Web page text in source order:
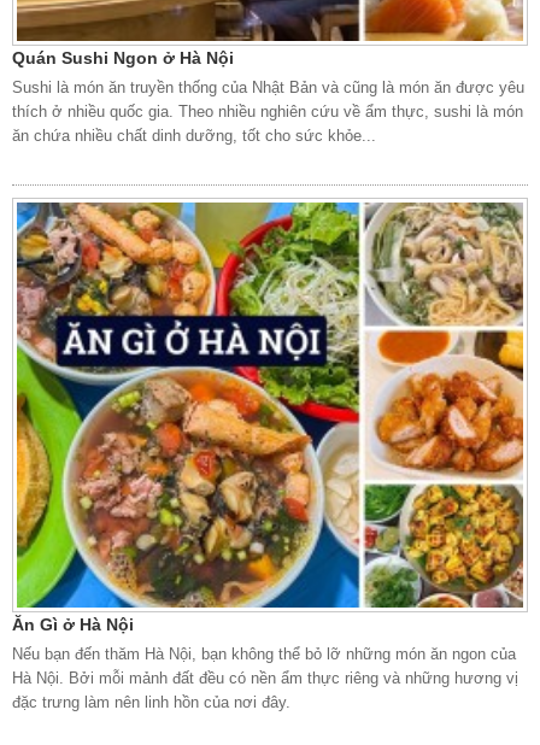
Quán Sushi Ngon ở Hà Nội
Sushi là món ăn truyền thống của Nhật Bản và cũng là món ăn được yêu
thích ở nhiều quốc gia. Theo nhiều nghiên cứu về ẩm thực, sushi là món
ăn chứa nhiều chất dinh dưỡng, tốt cho sức khỏe...
Ăn Gì ở Hà Nội
Nếu bạn đến thăm Hà Nội, bạn không thể bỏ lỡ những món ăn ngon của
Hà Nội. Bởi mỗi mảnh đất đều có nền ẩm thực riêng và những hương vị
đặc trưng làm nên linh hồn của nơi đây.